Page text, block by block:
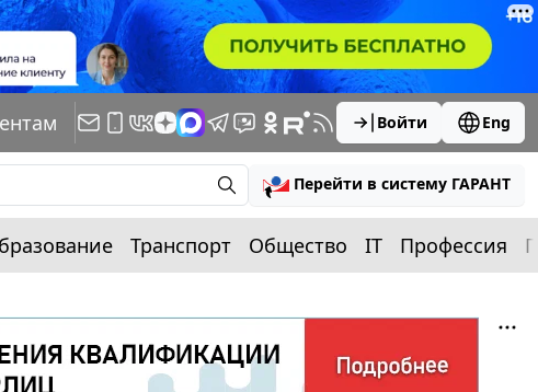
Войти Eng
Перейти в систему ГАРАНТ
Транспорт Общество IT Профессия